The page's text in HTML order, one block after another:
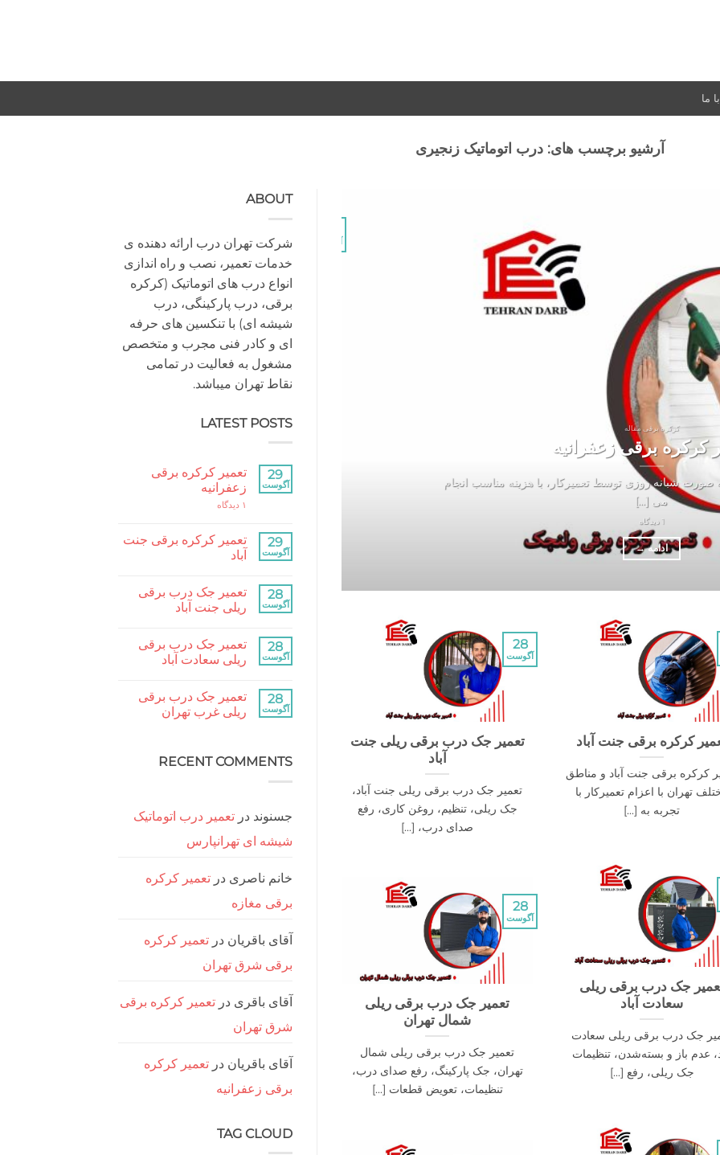
ما
آرشیو برچسب های: درب اتوماتیک زنجیری
کرکره برقی مقاله
کرکره برقی زعفرانیه
صورت شبانه روزی توسط تعمیرکار، با هزینه مناسب انجام
می [...]
1 دیدگاه
ادامه→
آگوست
کرکره برقی جنت آباد
کرکره برقی جنت آباد و مناطق
تهران با اعزام تعمیرکار با
تجربه به [...]
تعمیر جک درب برقی ریلی جنت
آباد
‌تعمیر جک درب برقی ریلی جنت آباد،
جک ریلی، تنظیم، روغن کاری، رفع
صدای درب، [...]
28
آگوست
جک درب برقی ریلی
سعادت آباد
جک درب برقی ریلی سعادت
عدم باز و بسته‌شدن، تنظیمات
جک ریلی، رفع [...]
تعمیر جک درب برقی ریلی
شمال تهران
تعمیر جک درب برقی ریلی شمال
تهران، جک پارکینگ، رفع صدای درب،
تنظیمات، تعویض قطعات [...]
28
آگوست
ABOUT
شرکت تهران درب ارائه دهنده ی
خدمات تعمیر، نصب و راه اندازی
انواع درب های اتوماتیک (کرکره
برقی، درب پارکینگی، درب
شیشه ای) با تنکسین های حرفه
ای و کادر فنی مجرب و متخصص
مشغول به فعالیت در تمامی
نقاط تهران میباشد.
LATEST POSTS
29
آگوست
تعمیر کرکره برقی
زعفرانیه
۱ دیدگاه
برای
برقی
زعفرانیه
29
آگوست
تعمیر کرکره برقی جنت
آباد
برای
تعمیر
کرکره
آباد
ثبت
نشده
28
آگوست
تعمیر جک درب برقی
ریلی جنت آباد
برای
تعمیر
جک
ریلی
جنت
آباد
ثبت
نشده
28
آگوست
تعمیر جک درب برقی
ریلی سعادت آباد
برای
تعمیر
جک
سعادت
آباد
ثبت
نشده
28
آگوست
تعمیر جک درب برقی
ریلی غرب تهران
تعمیر
جک
غرب
تهران
نشده
RECENT COMMENTS
جسنوند درتعمیر درب اتوماتیک
شیشه ای تهرانپارس
خانم ناصری درتعمیر کرکره
برقی مغازه
آقای باقریان درتعمیر کرکره
برقی شرق تهران
آقای باقری درتعمیر کرکره برقی
شرق تهران
آقای باقریان درتعمیر کرکره
برقی زعفرانیه
TAG CLOUD